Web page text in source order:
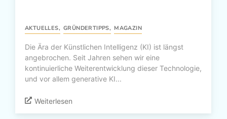
AKTUELLES, GRÜNDERTIPPS, MAGAZIN
Die Ära der Künstlichen Intelligenz (KI) ist längst
angebrochen. Seit Jahren sehen wir eine
kontinuierliche Weiterentwicklung dieser Technologie,
und vor allem generative KI...
Weiterlesen